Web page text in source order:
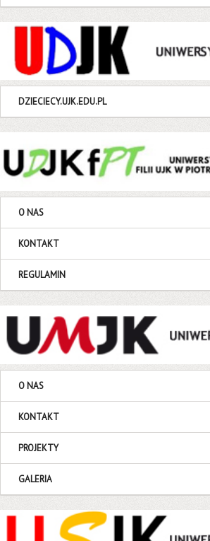
DZIECIECY.UJK.EDU.PL
O NAS
KONTAKT
REGULAMIN
O NAS
KONTAKT
PROJEKTY
GALERIA